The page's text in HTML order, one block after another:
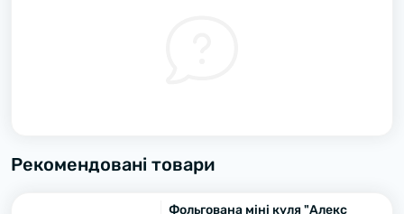
Рекомендовані товари
Фольгована міні куля "Алекс